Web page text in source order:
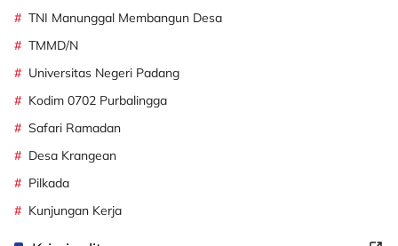
TNI Manunggal Membangun Desa
TMMD/N
Universitas Negeri Padang
Kodim 0702 Purbalingga
Safari Ramadan
Desa Krangean
Pilkada
Kunjungan Kerja